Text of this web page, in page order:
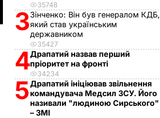
35748
3Зінченко: Він був генералом КДБ,
який став українським
державником
35427
4Драпатий назвав перший
пріоритет на фронті
34234
5Драпатий ініціював звільнення
командувача Медсил ЗСУ. Його
називали "людиною Сирського"
– ЗМІ